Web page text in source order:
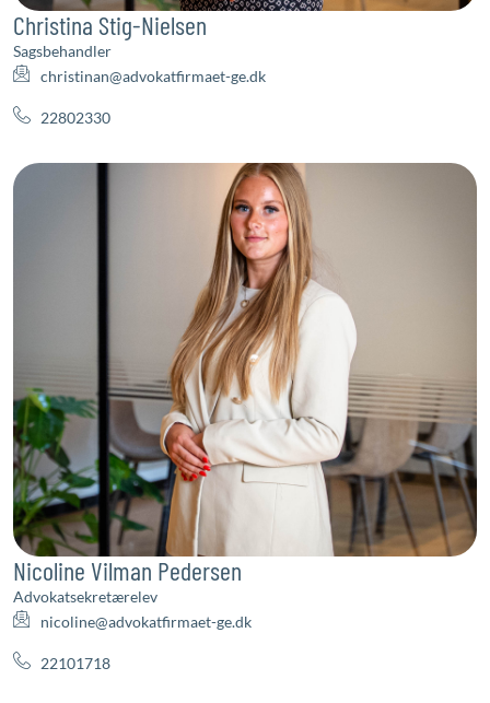
Christina Stig-Nielsen
Sagsbehandler
christinan@advokatfirmaet-ge.dk
22802330
Nicoline Vilman Pedersen
Advokatsekretærelev
nicoline@advokatfirmaet-ge.dk
22101718